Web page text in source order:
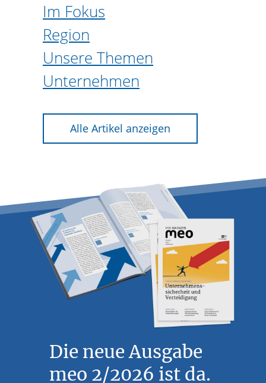
Im Fokus
Region
Unsere Themen
Unternehmen
Alle Artikel anzeigen
Die neue Ausgabe
meo 2/2026 ist da.